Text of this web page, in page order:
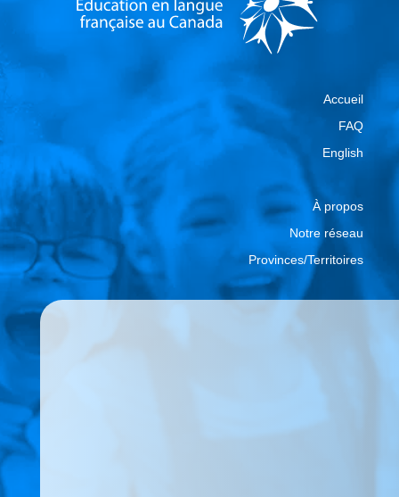
Accueil
FAQ
English
À propos
Notre réseau
Provinces/Territoires